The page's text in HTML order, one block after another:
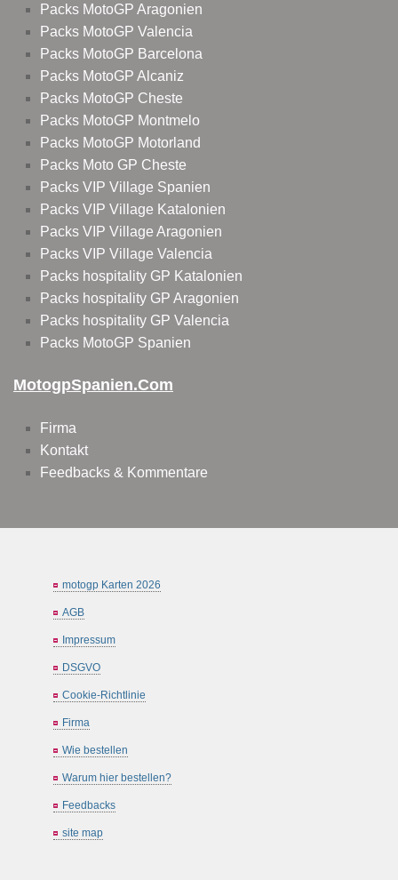
Packs MotoGP Aragonien
Packs MotoGP Valencia
Packs MotoGP Barcelona
Packs MotoGP Alcaniz
Packs MotoGP Cheste
Packs MotoGP Montmelo
Packs MotoGP Motorland
Packs Moto GP Cheste
Packs VIP Village Spanien
Packs VIP Village Katalonien
Packs VIP Village Aragonien
Packs VIP Village Valencia
Packs hospitality GP Katalonien
Packs hospitality GP Aragonien
Packs hospitality GP Valencia
Packs MotoGP Spanien
MotogpSpanien.com
Firma
Kontakt
Feedbacks & Kommentare
motogp Karten 2026
AGB
Impressum
DSGVO
Cookie-Richtlinie
Firma
Wie bestellen
Warum hier bestellen?
Feedbacks
site map